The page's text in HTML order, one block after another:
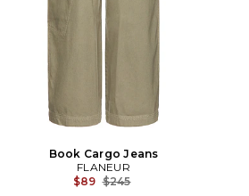
Book Cargo Jeans
FLANEUR
$89 Previous price:
$245